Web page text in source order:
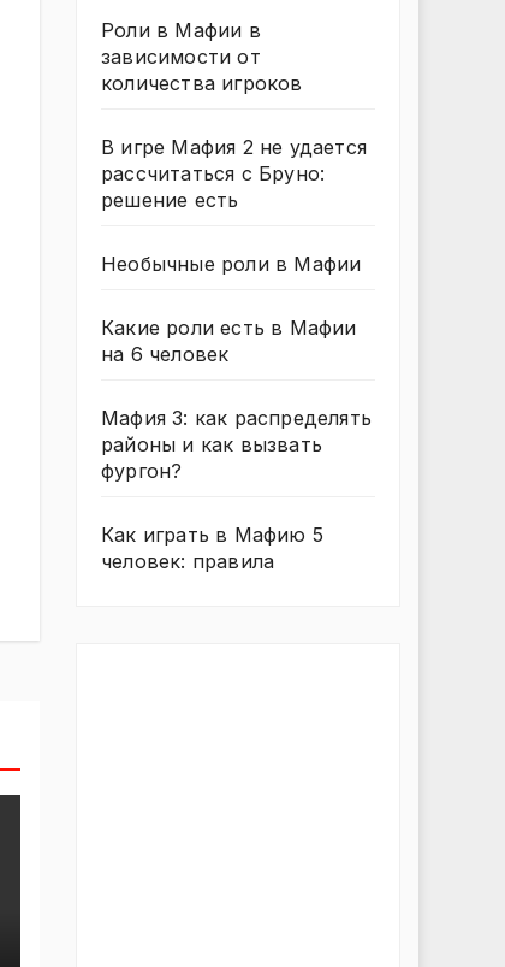
Роли в Мафии в
зависимости от
количества игроков
В игре Мафия 2 не удается
рассчитаться с Бруно:
решение есть
Необычные роли в Мафии
Какие роли есть в Мафии
на 6 человек
Мафия 3: как распределять
районы и как вызвать
фургон?
Как играть в Мафию 5
человек: правила